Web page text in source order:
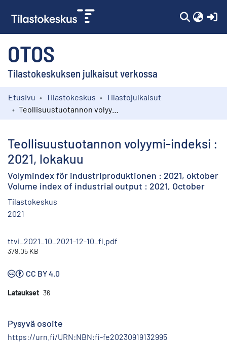
OTOS
Tilastokeskuksen julkaisut verkossa
Kokoelmat
Etusivu Tilastokeskus
Tilastojulkaisut
Teollisuustuotannon volyymi-indeksi :
2021, lokakuu
Volymindex för industriproduktionen : 2021, oktober
Volume index of industrial output : 2021, October
Tilastokeskus
2021
ttvi_2021_10_2021-12-10_fi.pdf
379.05 KB
CC BY 4.0
Lataukset 36
Pysyvä osoite
https://urn.fi/URN:NBN:fi-fe20230919132995